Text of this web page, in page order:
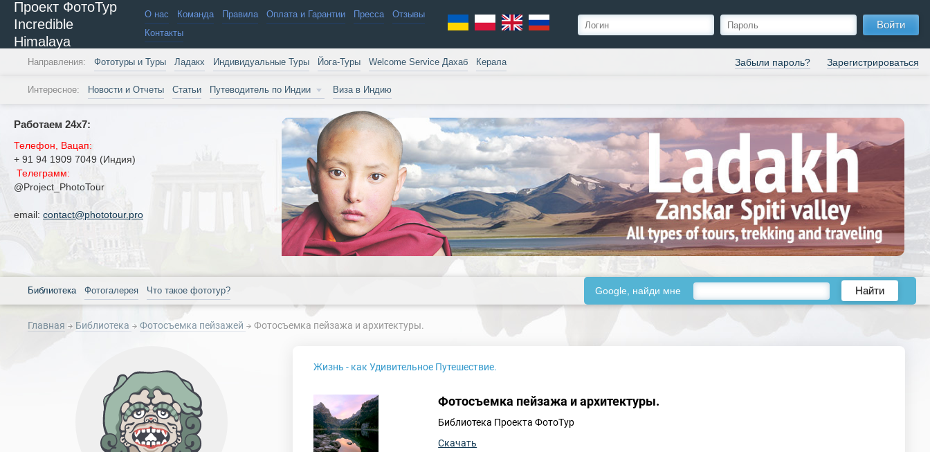
Проект ФотоТур
Incredible
Himalaya
О нас Команда Правила Оплата и Гарантии Пресса
Отзывы
Контакты
Войти
Забыли пароль? Зарегистрироваться
Направления: Фототуры и Туры Ладакх Индивидуальные Туры Йога-Туры Welcome Service Дахаб Керала
Интересное: Новости и Отчеты Статьи Путеводитель по Индии Виза в Индию
Работаем 24х7:
Телефон, Вацап:
+ 91 94 1909 7049 (Индия)
Телеграмм:
@Project_PhotoTour
email: contact@phototour.pro
Библиотека Фотогалерея Что такое фототур? Google, найди мне Найти
Главная Библиотека Фотосъемка пейзажей Фотосъемка пейзажа и архитектуры.
Жизнь - как Удивительное Путешествие.
Фотосъемка пейзажа и архитектуры.
Библиотека Проекта ФотоТур
Скачать